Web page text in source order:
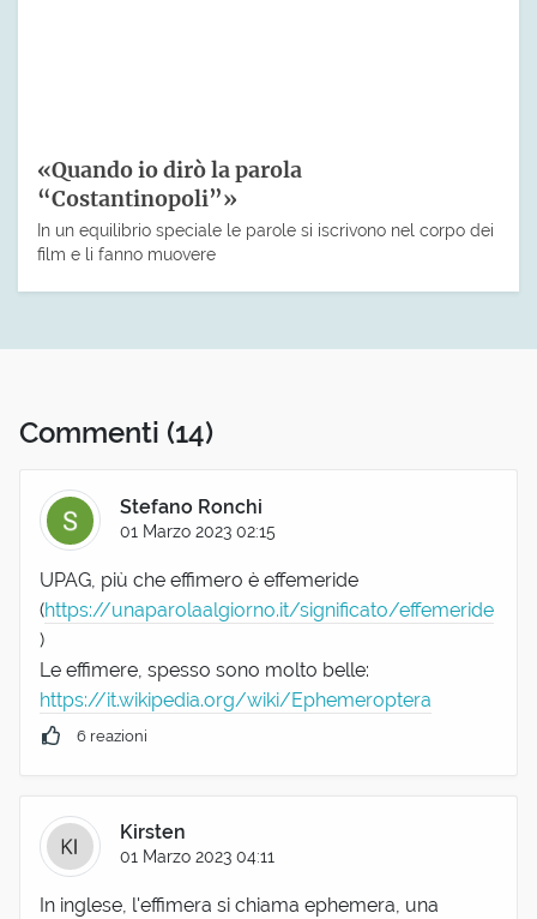
«Quando io dirò la parola
“Costantinopoli”»
In un equilibrio speciale le parole si iscrivono nel corpo dei
film e li fanno muovere
Commenti (14)
Stefano Ronchi
01 Marzo 2023 02:15
UPAG, più che effimero è effemeride
(https://unaparolaalgiorno.it/significato/effemeride
)
Le effimere, spesso sono molto belle:
https://it.wikipedia.org/wiki/Ephemeroptera
6 reazioni
Kirsten
01 Marzo 2023 04:11
In inglese, l'effimera si chiama ephemera, una